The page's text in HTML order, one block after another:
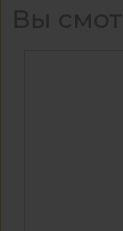
Вы